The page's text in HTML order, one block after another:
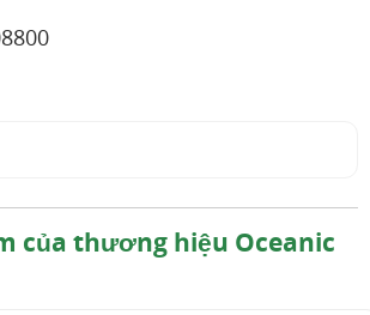
của thương hiệu Oceanic